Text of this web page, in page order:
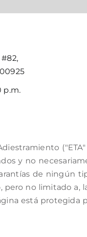
p.m.
y no
de ningún
no limitado a,
está protegida